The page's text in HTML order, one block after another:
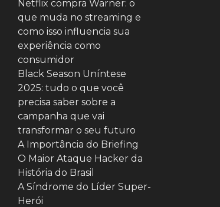
Netflix compra Warner: o
que muda no streaming e
como isso influencia sua
experiência como
consumidor
Black Season Uníntese
2025: tudo o que você
precisa saber sobre a
campanha que vai
transformar o seu futuro
A Importância do Briefing
O Maior Ataque Hacker da
História do Brasil
A Síndrome do Líder Super-
Herói